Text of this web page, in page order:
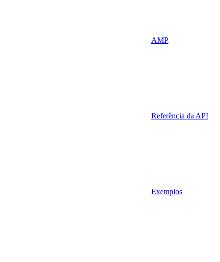
AMP
Referência da API
Exemplos